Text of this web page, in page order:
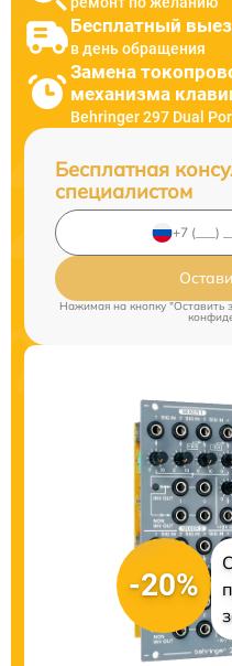
Бесплатный
в день обращения
Замена
механизма
Behringer 297 Dual
Бесплатная
специалистом
Нажимая на кнопку "Оставить
-20%